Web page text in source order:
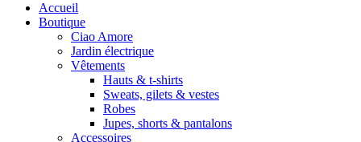
Accueil
Boutique
Ciao Amore
Jardin électrique
Vêtements
Hauts & t-shirts
Sweats, gilets & vestes
Robes
Jupes, shorts & pantalons
Accessoires